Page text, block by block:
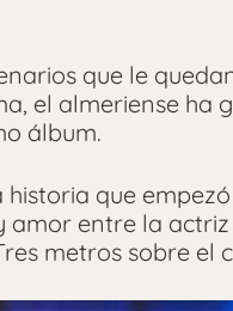
que le
el almeriense ha
álbum.
que
amor entre la actriz
metros sobre el